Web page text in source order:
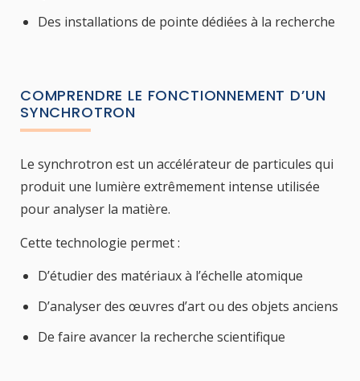
Des installations de pointe dédiées à la recherche
COMPRENDRE LE FONCTIONNEMENT D’UN
SYNCHROTRON
Le synchrotron est un accélérateur de particules qui
produit une lumière extrêmement intense utilisée
pour analyser la matière.
Cette technologie permet :
D’étudier des matériaux à l’échelle atomique
D’analyser des œuvres d’art ou des objets anciens
De faire avancer la recherche scientifique